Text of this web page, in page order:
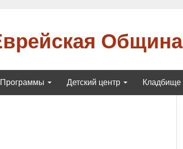
Община
Программы Детский центр Кладбище